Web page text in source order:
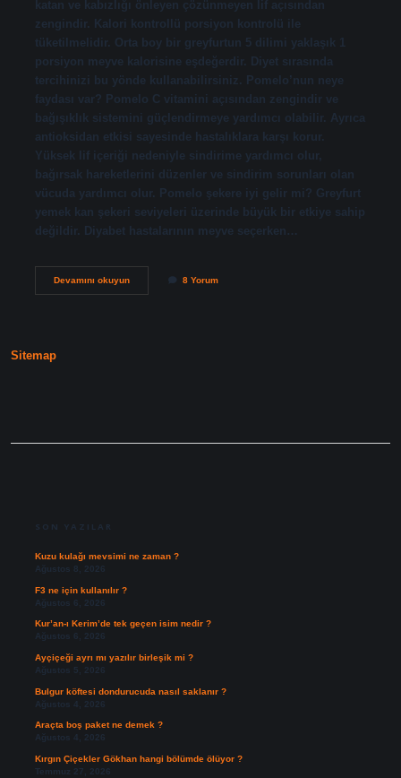
katan ve kabızlığı önleyen çözünmeyen lif açısından
zengindir. Kalori kontrollü porsiyon kontrolü ile
tüketilmelidir. Orta boy bir greyfurtun 5 dilimi yaklaşık 1
porsiyon meyve kalorisine eşdeğerdir. Diyet sırasında
tercihinizi bu yönde kullanabilirsiniz. Pomelo’nun neye
faydası var? Pomelo C vitamini açısından zengindir ve
bağışıklık sistemini güçlendirmeye yardımcı olabilir. Ayrıca
antioksidan etkisi sayesinde hastalıklara karşı korur.
Yüksek lif içeriği nedeniyle sindirime yardımcı olur,
bağırsak hareketlerini düzenler ve sindirim sorunları olan
vücuda yardımcı olur. Pomelo şekere iyi gelir mi? Greyfurt
yemek kan şekeri seviyeleri üzerinde büyük bir etkiye sahip
değildir. Diyabet hastalarının meyve seçerken…
Devamını okuyunPomelo
8 Yorum
Sitemap
SON YAZILAR
Kuzu kulağı mevsimi ne zaman ?
Ağustos 8, 2026
F3 ne için kullanılır ?
Ağustos 6, 2026
Kur’an-ı Kerim’de tek geçen isim nedir ?
Ağustos 6, 2026
Ayçiçeği ayrı mı yazılır birleşik mi ?
Ağustos 5, 2026
Bulgur köftesi dondurucuda nasıl saklanır ?
Ağustos 4, 2026
Araçta boş paket ne demek ?
Ağustos 4, 2026
Kırgın Çiçekler Gökhan hangi bölümde ölüyor ?
Temmuz 27, 2026